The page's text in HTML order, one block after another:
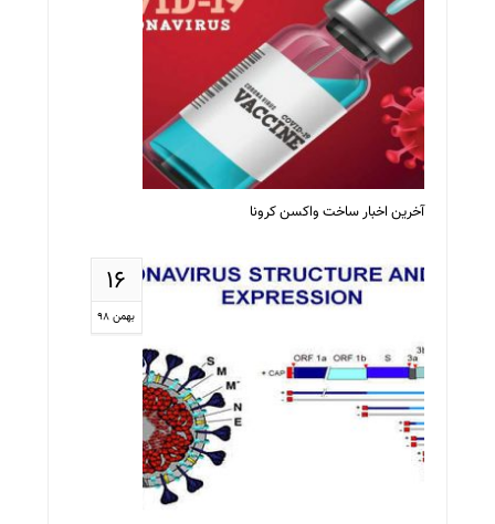
آخرین اخبار ساخت واکسن کرونا
۱۶
بهمن ۹۸